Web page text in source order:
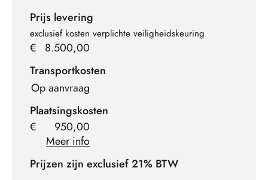
Prijs levering
exclusief kosten verplichte veiligheidskeuring
€
8.500,00
Transportkosten
Op aanvraag
Plaatsingskosten
€
950,00
Meer info
Prijzen zijn exclusief 21% BTW